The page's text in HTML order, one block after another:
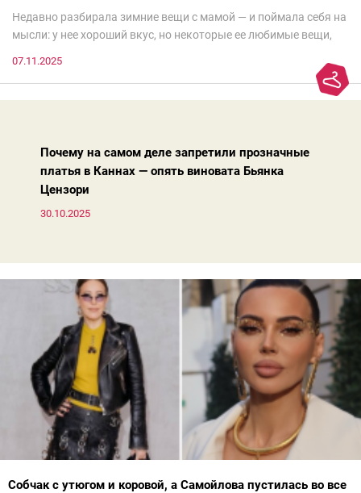
Недавно разбирала зимние вещи с мамой — и поймала себя на
мысли: у нее хороший вкус, но некоторые ее любимые вещи,
моды. Вовсе нет.Проблема в том, что сама мода сделала шаг
07.11.2025
Почему на самом деле запретили прозначные
платья в Каннах — опять виновата Бьянка
Цензори
30.10.2025
Собчак с утюгом и коровой, а Самойлова пустилась во все